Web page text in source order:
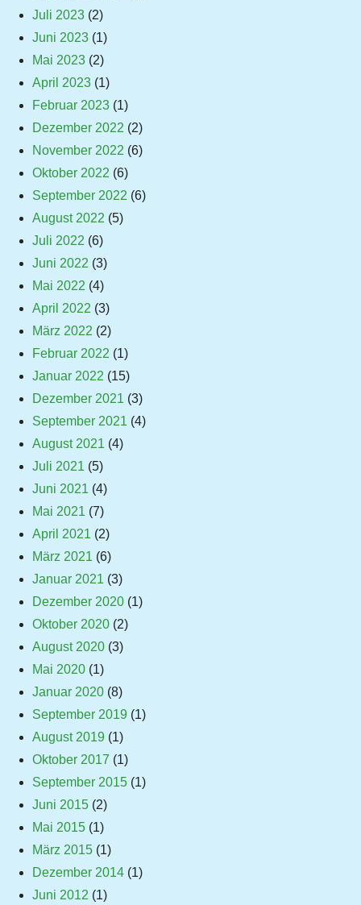
Juli 2023 (2)
Juni 2023 (1)
Mai 2023 (2)
April 2023 (1)
Februar 2023 (1)
Dezember 2022 (2)
November 2022 (6)
Oktober 2022 (6)
September 2022 (6)
August 2022 (5)
Juli 2022 (6)
Juni 2022 (3)
Mai 2022 (4)
April 2022 (3)
März 2022 (2)
Februar 2022 (1)
Januar 2022 (15)
Dezember 2021 (3)
September 2021 (4)
August 2021 (4)
Juli 2021 (5)
Juni 2021 (4)
Mai 2021 (7)
April 2021 (2)
März 2021 (6)
Januar 2021 (3)
Dezember 2020 (1)
Oktober 2020 (2)
August 2020 (3)
Mai 2020 (1)
Januar 2020 (8)
September 2019 (1)
August 2019 (1)
Oktober 2017 (1)
September 2015 (1)
Juni 2015 (2)
Mai 2015 (1)
März 2015 (1)
Dezember 2014 (1)
Juni 2012 (1)